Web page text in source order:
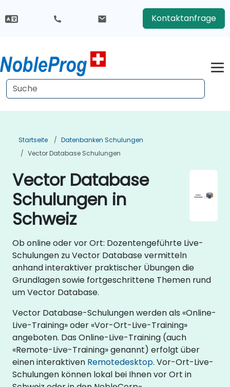
Kontaktanfrage
Startseite
Datenbanken Schulungen
Vector Database Schulungen
Vector Database
Schulungen in
Schweiz
Ob online oder vor Ort: Dozentengeführte Live-
Schulungen zu Vector Database vermitteln
anhand interaktiver praktischer Übungen die
Grundlagen sowie fortgeschrittene Themen rund
um Vector Database.
Vector Database-Schulungen werden als «Online-
Live-Training» oder «Vor-Ort-Live-Training»
angeboten. Das Online-Live-Training (auch
«Remote-Live-Training» genannt) erfolgt über
einen interaktiven Remotedesktop. Vor-Ort-Live-
Schulungen können lokal bei Ihnen vor Ort in